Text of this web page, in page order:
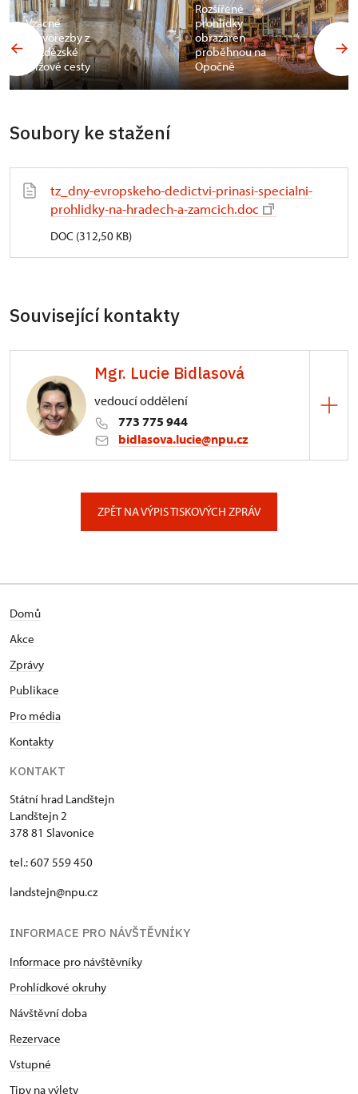
Vzácné
dřevořezby z
bezdězské
křížové cesty
Rozšířené
prohlídky
obrazáren
proběhnou na
Opočně
Soubory ke stažení
tz_dny-evropskeho-dedictvi-prinasi-specialni-
prohlidky-na-hradech-a-zamcich.doc
DOC (312,50 KB)
Související kontakty
Mgr. Lucie Bidlasová
vedoucí oddělení
773 775 944
bidlasova.lucie@npu.cz
ZPĚT NA VÝPIS TISKOVÝCH ZPRÁV
Domů
Akce
Zprávy
Publikace
Pro média
Kontakty
KONTAKT
Státní hrad Landštejn
Landštejn 2
378 81 Slavonice
tel.: 607 559 450
landstejn@npu.cz
INFORMACE PRO NÁVŠTĚVNÍKY
Informace pro návštěvníky
Prohlídkové okruhy
Návštěvní doba
Rezervace
Vstupné
Tipy na výlety